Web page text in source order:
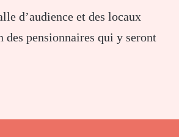
d’audience et des locaux
pensionnaires qui y seront